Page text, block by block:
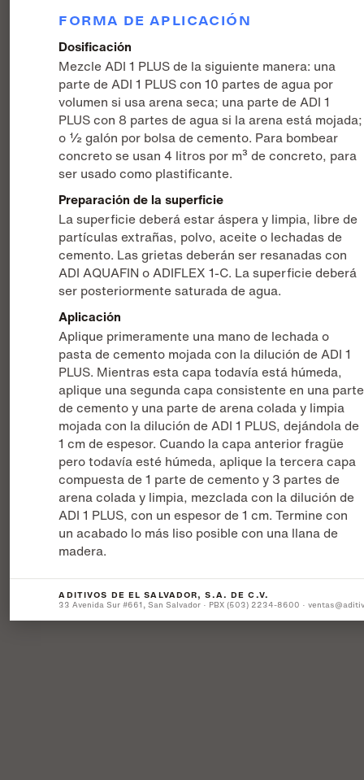
FORMA DE APLICACIÓN
Dosificación
Mezcle ADI 1 PLUS de la siguiente manera: una
parte de ADI 1 PLUS con 10 partes de agua por
volumen si usa arena seca; una parte de ADI 1
PLUS con 8 partes de agua si la arena está mojada;
o ½ galón por bolsa de cemento. Para bombear
concreto se usan 4 litros por m³ de concreto, para
ser usado como plastificante.
Preparación de la superficie
La superficie deberá estar áspera y limpia, libre de
partículas extrañas, polvo, aceite o lechadas de
cemento. Las grietas deberán ser resanadas con
ADI AQUAFIN o ADIFLEX 1-C. La superficie deberá
ser posteriormente saturada de agua.
Aplicación
Aplique primeramente una mano de lechada o
pasta de cemento mojada con la dilución de ADI 1
PLUS. Mientras esta capa todavía está húmeda,
aplique una segunda capa consistente en una parte
de cemento y una parte de arena colada y limpia
mojada con la dilución de ADI 1 PLUS, dejándola de
1 cm de espesor. Cuando la capa anterior fragüe
pero todavía esté húmeda, aplique la tercera capa
compuesta de 1 parte de cemento y 3 partes de
arena colada y limpia, mezclada con la dilución de
ADI 1 PLUS, con un espesor de 1 cm. Termine con
un acabado lo más liso posible con una llana de
madera.
ADITIVOS DE EL SALVADOR, S.A. DE C.V.
33 Avenida Sur #661, San Salvador · PBX (503) 2234-8600 ·